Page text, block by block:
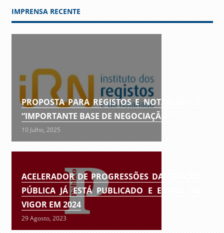
IMPRENSA RECENTE
PROPOSTA PARA REGISTOS E NOTARIADO É
“IMPORTANTE BASE DE NEGOCIAÇÃO”
10 Julho, 2025
ACELERADOR DE PROGRESSÕES DA FUNÇÃO
PÚBLICA JÁ ESTÁ PUBLICADO E ENTRA EM
VIGOR EM 2024
29 Agosto, 2023